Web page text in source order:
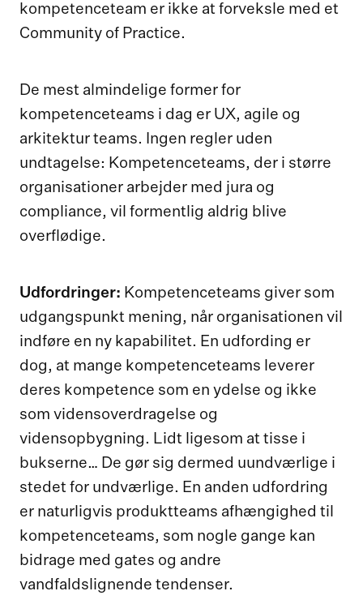
kompetenceteam er ikke at forveksle med et
Community of Practice.
De mest almindelige former for
kompetenceteams i dag er UX, agile og
arkitektur teams. Ingen regler uden
undtagelse: Kompetenceteams, der i større
organisationer arbejder med jura og
compliance, vil formentlig aldrig blive
overflødige.
Udfordringer: Kompetenceteams giver som
udgangspunkt mening, når organisationen vil
indføre en ny kapabilitet. En udfording er
dog, at mange kompetenceteams leverer
deres kompetence som en ydelse og ikke
som vidensoverdragelse og
vidensopbygning. Lidt ligesom at tisse i
bukserne… De gør sig dermed uundværlige i
stedet for undværlige. En anden udfordring
er naturligvis produktteams afhængighed til
kompetenceteams, som nogle gange kan
bidrage med gates og andre
vandfaldslignende tendenser.